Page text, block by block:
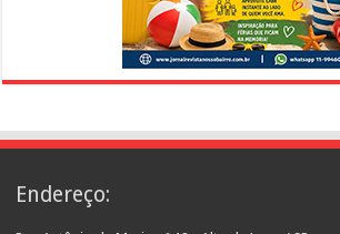
Endereço: